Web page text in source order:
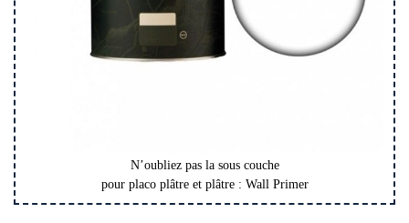
N’oubliez pas la sous couche
pour placo plâtre et plâtre : Wall Primer